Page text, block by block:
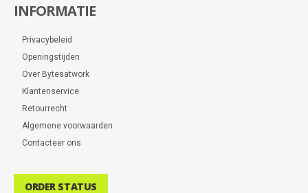
INFORMATIE
Privacybeleid
Openingstijden
Over Bytesatwork
Klantenservice
Retourrecht
Algemene voorwaarden
Contacteer ons
ORDER STATUS